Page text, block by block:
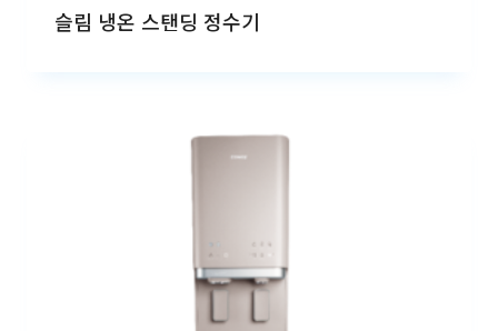
슬림 냉온 스탠딩 정수기